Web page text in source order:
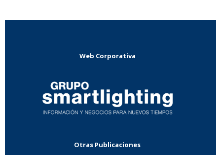
Web Corporativa
Otras Publicaciones